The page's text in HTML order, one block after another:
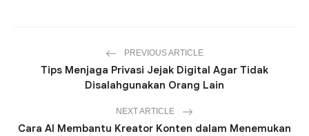
PREVIOUS ARTICLE
Tips Menjaga Privasi Jejak Digital Agar Tidak
Disalahgunakan Orang Lain
NEXT ARTICLE
Cara AI Membantu Kreator Konten dalam Menemukan